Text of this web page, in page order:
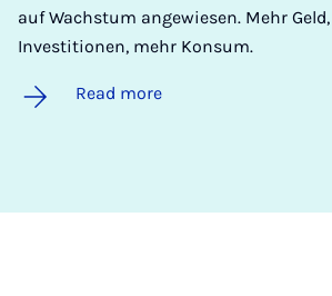
auf Wachstum angewiesen. Mehr
Investitionen, mehr Konsum.
Read more